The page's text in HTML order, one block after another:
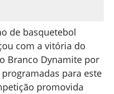
de basquetebol
com a vitória do
Branco Dynamite por
para este
promovida